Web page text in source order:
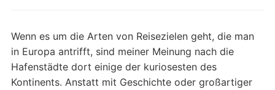
Wenn es um die Arten von Reisezielen geht, die man
in Europa antrifft, sind meiner Meinung nach die
Hafenstädte dort einige der kuriosesten des
Kontinents. Anstatt mit Geschichte oder großartiger